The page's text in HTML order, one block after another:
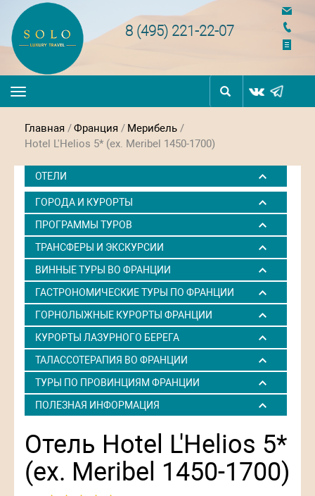
8 (495) 221-22-07
Toggle
navigation
Главная /Франция / Мерибель /
Hotel L'Helios 5* (ex. Meribel 1450-1700)
ОТЕЛИ
ГОРОДА И КУРОРТЫ
ПРОГРАММЫ ТУРОВ
ТРАНСФЕРЫ И ЭКСКУРСИИ
ВИННЫЕ ТУРЫ ВО ФРАНЦИИ
ГАСТРОНОМИЧЕСКИЕ ТУРЫ ПО ФРАНЦИИ
ГОРНОЛЫЖНЫЕ КУРОРТЫ ФРАНЦИИ
КУРОРТЫ ЛАЗУРНОГО БЕРЕГА
ТАЛАССОТЕРАПИЯ ВО ФРАНЦИИ
ТУРЫ ПО ПРОВИНЦИЯМ ФРАНЦИИ
ПОЛЕЗНАЯ ИНФОРМАЦИЯ
Отель Hotel L'Helios 5*
(ex. Meribel 1450-1700)